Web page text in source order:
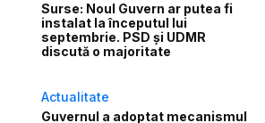
Surse: Noul Guvern ar putea fi
instalat la începutul lui
septembrie. PSD și UDMR
discută o majoritate
Actualitate
Guvernul a adoptat mecanismul